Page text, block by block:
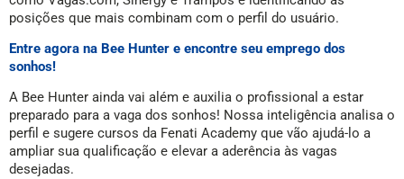
posições que mais combinam com o perfil do usuário.
Entre agora na Bee Hunter e encontre seu emprego dos
sonhos!
A Bee Hunter ainda vai além e auxilia o profissional a estar
preparado para a vaga dos sonhos! Nossa inteligência analisa o
perfil e sugere cursos da Fenati Academy que vão ajudá-lo a
ampliar sua qualificação e elevar a aderência às vagas
desejadas.